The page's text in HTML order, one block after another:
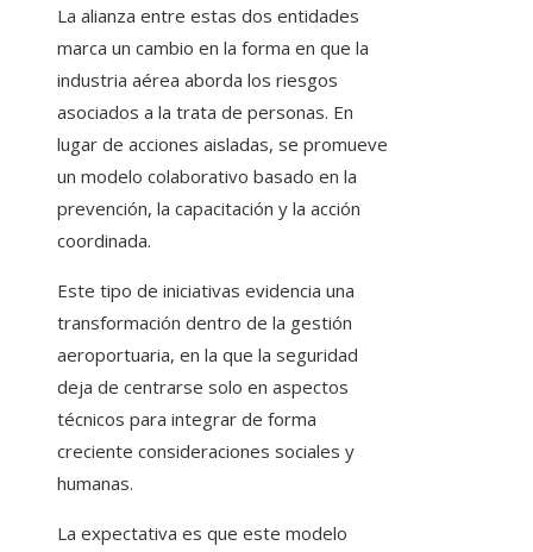
La alianza entre estas dos entidades
marca un cambio en la forma en que la
industria aérea aborda los riesgos
asociados a la trata de personas. En
lugar de acciones aisladas, se promueve
un modelo colaborativo basado en la
prevención, la capacitación y la acción
coordinada.
Este tipo de iniciativas evidencia una
transformación dentro de la gestión
aeroportuaria, en la que la seguridad
deja de centrarse solo en aspectos
técnicos para integrar de forma
creciente consideraciones sociales y
humanas.
La expectativa es que este modelo